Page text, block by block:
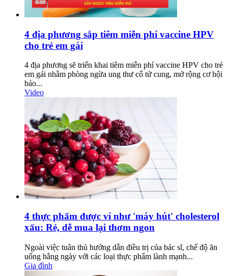
4 địa phương sắp tiêm miễn phí vaccine HPV
cho trẻ em gái
4 địa phương sẽ triển khai tiêm miễn phí vaccine HPV cho trẻ
em gái nhằm phòng ngừa ung thư cổ tử cung, mở rộng cơ hội
bảo...
Video
4 thực phẩm được ví như 'máy hút' cholesterol
xấu: Rẻ, dễ mua lại thơm ngon
Ngoài việc tuân thủ hướng dẫn điều trị của bác sĩ, chế độ ăn
uống hằng ngày với các loại thực phẩm lành mạnh...
Gia đình